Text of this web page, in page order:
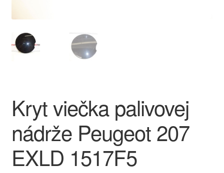
Platby
Reklamace
Reklamačný poriadok
Kryt viečka palivovej
nádrže Peugeot 207
EXLD 1517F5